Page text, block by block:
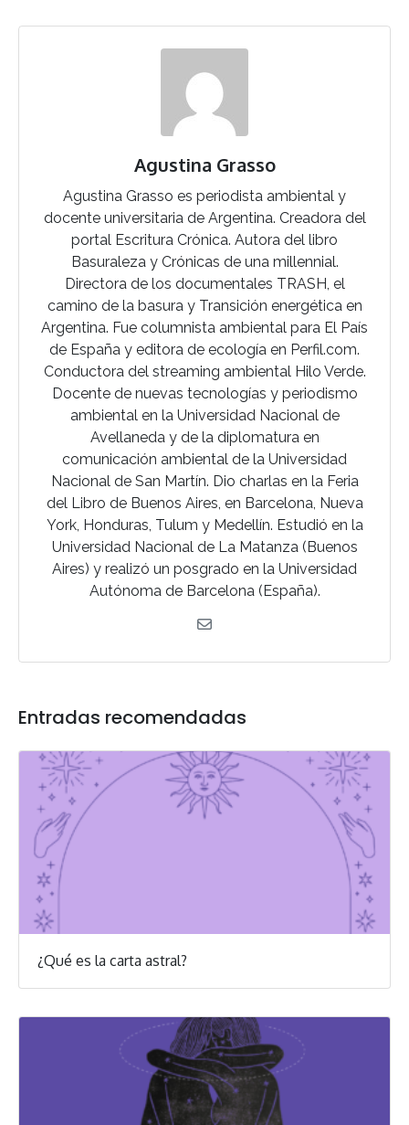
Agustina Grasso
Agustina Grasso es periodista ambiental y
docente universitaria de Argentina. Creadora del
portal Escritura Crónica. Autora del libro
Basuraleza y Crónicas de una millennial.
Directora de los documentales TRASH, el
camino de la basura y Transición energética en
Argentina. Fue columnista ambiental para El País
de España y editora de ecología en Perfil.com.
Conductora del streaming ambiental Hilo Verde.
Docente de nuevas tecnologías y periodismo
ambiental en la Universidad Nacional de
Avellaneda y de la diplomatura en
comunicación ambiental de la Universidad
Nacional de San Martín. Dio charlas en la Feria
del Libro de Buenos Aires, en Barcelona, Nueva
York, Honduras, Tulum y Medellín. Estudió en la
Universidad Nacional de La Matanza (Buenos
Aires) y realizó un posgrado en la Universidad
Autónoma de Barcelona (España).
Entradas recomendadas
¿Qué es la carta astral?